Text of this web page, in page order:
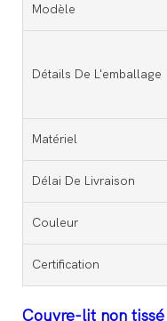
Modèle
Détails De L'emballage
Matériel
Délai De Livraison
Couleur
Certification
Couvre-lit non